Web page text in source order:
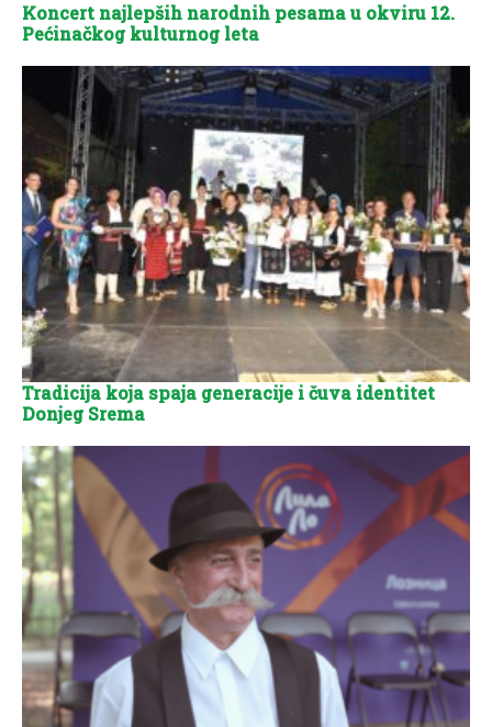
Koncert najlepših narodnih pesama u okviru 12.
Pećinačkog kulturnog leta
Tradicija koja spaja generacije i čuva identitet
Donjeg Srema